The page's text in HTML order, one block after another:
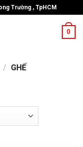
Trường , TpHCM
0
/ GHẾ